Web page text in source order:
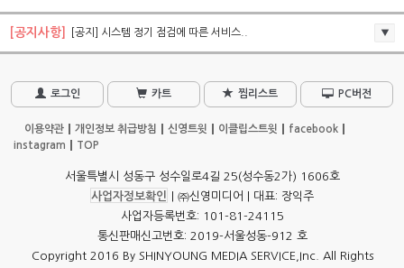
[공지사항] [공지] 시스템 정기 점검에 따른 서비스..
로그인 카트 찜리스트 PC버전
이용약관 개인정보 취급방침 신영트윗 이클립스트윗
facebook
instagram
TOP
서울특별시 성동구 성수일로4길 25(성수동2가) 1606호
사업자정보확인
| ㈜신영미디어 | 대표: 장익주
사업자등록번호: 101-81-24115
통신판매신고번호: 2019-서울성동-912 호
Copyright 2016 By SHINYOUNG MEDIA SERVICE,Inc. All Rights